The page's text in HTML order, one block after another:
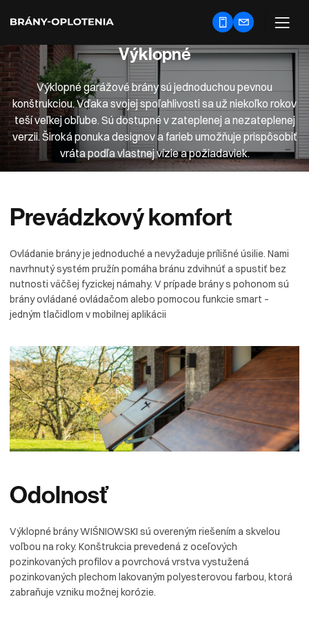
Výklopné
Výklopné garážové brány sú jednoduchou pevnou
konštrukciou. Vďaka svojej spoľahlivosti sa už niekoľko rokov
teší veľkej obľube. Sú dostupné v zateplenej a nezateplenej
verzii. Široká ponuka designov a farieb umožňuje prispôsobiť
vráta podľa vlastnej vízie a požiadaviek.
Prevádzkovýkomfort
Ovládanie brány je jednoduché a nevyžaduje prílišné úsilie. Nami
navrhnutý systém pružín pomáha bránu zdvihnúť a spustiť bez
nutnosti väčšej fyzickej námahy. V prípade brány s pohonom sú
brány ovládané ovládačom alebo pomocou funkcie smart –
jedným tlačidlom v mobilnej aplikácii
Odolnosť
Výklopné brány WIŚNIOWSKI sú overeným riešením a skvelou
voľbou na roky. Konštrukcia prevedená z oceľových
pozinkovaných profilov a povrchová vrstva vystužená
pozinkovaných plechom lakovaným polyesterovou farbou, ktorá
zabraňuje vzniku možnej korózie.